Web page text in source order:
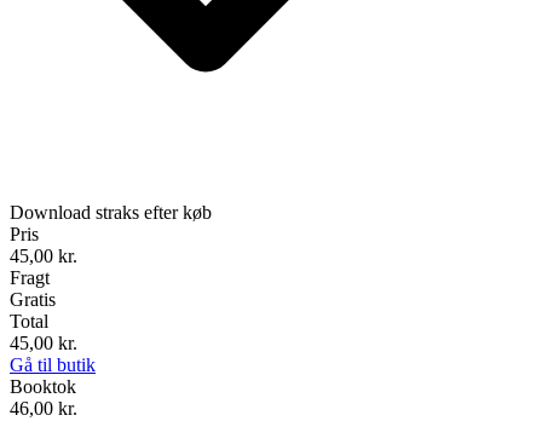
Download straks efter køb
Pris
45,00 kr.
Fragt
Gratis
Total
45,00 kr.
Gå til butik
Booktok
46,00 kr.